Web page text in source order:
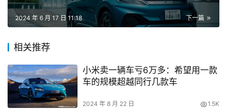
下一篇
2024 年 6 月 17 日 11:18
相关推荐
小米卖一辆车亏6万多：希望用一款
车的规模超越同行几款车
2024 年 8 月 22 日 1.5K